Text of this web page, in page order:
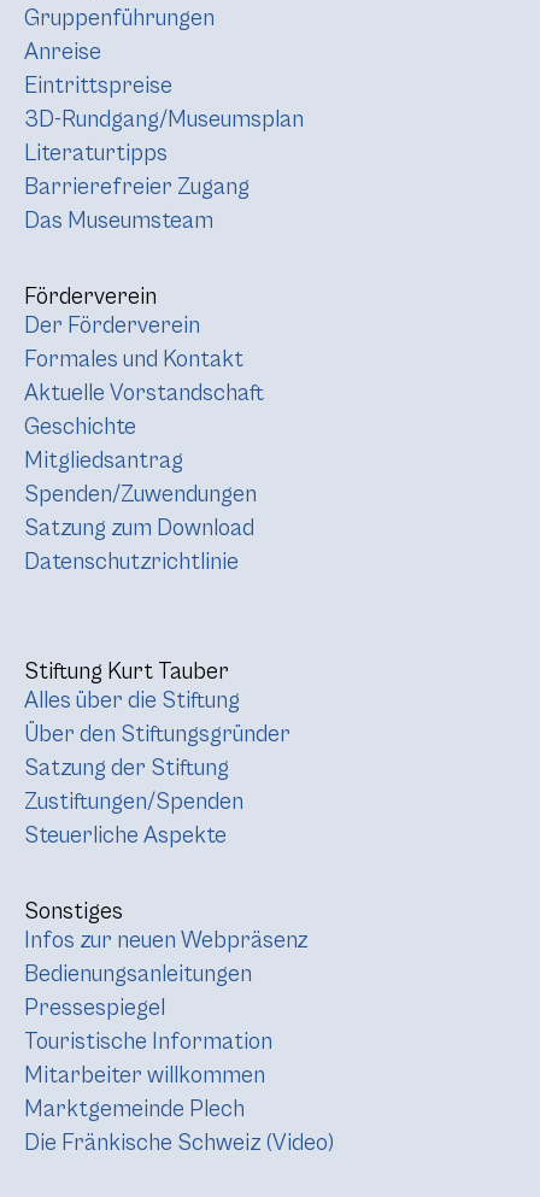
Gruppenführungen
Anreise
Eintrittspreise
3D-Rundgang/Museumsplan
Literaturtipps
Barrierefreier Zugang
Das Museumsteam
Förderverein
Der Förderverein
Formales und Kontakt
Aktuelle Vorstandschaft
Geschichte
Mitgliedsantrag
Spenden/Zuwendungen
Satzung zum Download
Datenschutzrichtlinie
Stiftung Kurt Tauber
Alles über die Stiftung
Über den Stiftungsgründer
Satzung der Stiftung
Zustiftungen/Spenden
Steuerliche Aspekte
Sonstiges
Infos zur neuen Webpräsenz
Bedienungsanleitungen
Pressespiegel
Touristische Information
Mitarbeiter willkommen
Marktgemeinde Plech
Die Fränkische Schweiz (Video)